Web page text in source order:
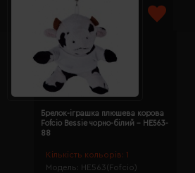
Кількість кольорів: 1
Модель: HE563(Fofcio)
Брелок-іграшка плюшева корова
Fofcio Bessie чорно-білий - HE563-
88